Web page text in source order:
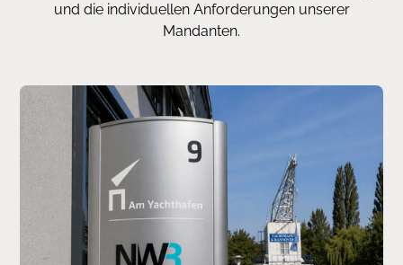
und die individuellen Anforderungen unserer
Mandanten.